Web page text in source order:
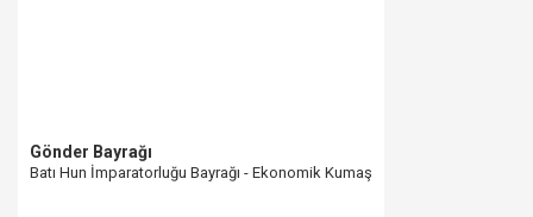
Gönder Bayrağı
Batı Hun İmparatorluğu Bayrağı - Ekonomik Kumaş